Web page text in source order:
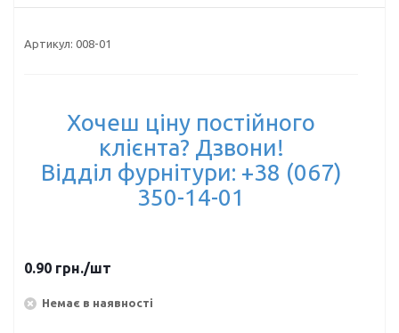
Артикул: 008-01
Хочеш ціну постійного
клієнта? Дзвони!
Відділ фурнітури: +38 (067)
350-14-01
0.90 грн./шт
Немає в наявності